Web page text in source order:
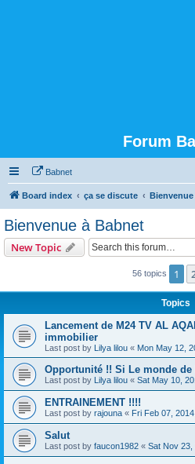
Forum
Babnet
Board index ça se discute
Bienvenue à Babnet
New Topic
56 topics 1
Topics
Lancement de M24 TV AL
immobilier
Last post by Lilya lilou « Mon May 12,
Opportunité !! Si Le monde
Last post by Lilya lilou « Sat May 10,
ENTRAINEMENT !!!!
Last post by rajouna « Fri Feb 07,
Salut
Last post by faucon1982 « Sat Nov 23,